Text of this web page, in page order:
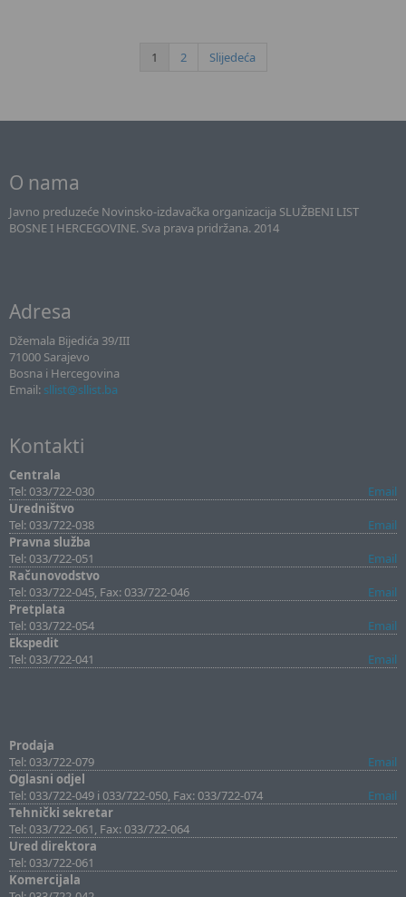
1 2 Slijedeća
O nama
Javno preduzeće Novinsko-izdavačka organizacija SLUŽBENI LIST
BOSNE I HERCEGOVINE. Sva prava pridržana. 2014
Adresa
Džemala Bijedića 39/III
71000 Sarajevo
Bosna i Hercegovina
Email: sllist@sllist.ba
Kontakti
Centrala
Tel: 033/722-030
Email
Uredništvo
Tel: 033/722-038
Email
Pravna služba
Tel: 033/722-051
Email
Računovodstvo
Tel: 033/722-045, Fax: 033/722-046
Email
Pretplata
Tel: 033/722-054
Email
Ekspedit
Tel: 033/722-041
Email
Prodaja
Tel: 033/722-079
Email
Oglasni odjel
Tel: 033/722-049 i 033/722-050, Fax: 033/722-074
Email
Tehnički sekretar
Tel: 033/722-061, Fax: 033/722-064
Ured direktora
Tel: 033/722-061
Komercijala